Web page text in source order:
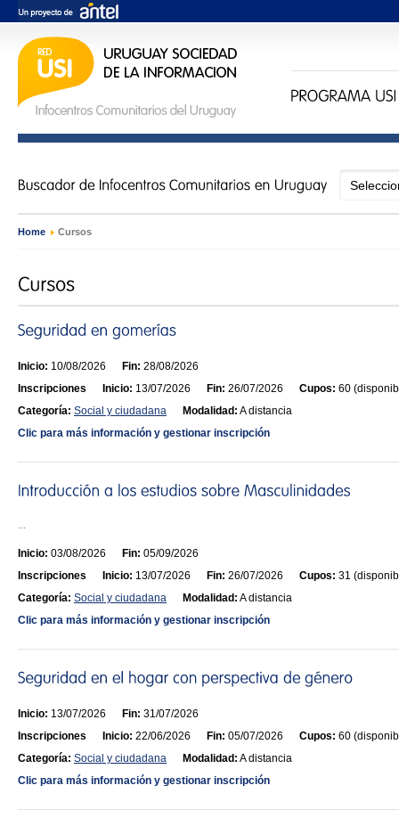
Home › Cursos
Inicio: 10/08/2026 Fin: 28/08/2026
Inscripciones
Inicio: 13/07/2026 Fin: 26/07/2026 Cupos: 60
Categoría: Social y ciudadana Modalidad: A distancia
Clic para más información y gestionar inscripción
...
Inicio: 03/08/2026 Fin: 05/09/2026
Inscripciones
Inicio: 13/07/2026 Fin: 26/07/2026 Cupos: 31
Categoría: Social y ciudadana Modalidad: A distancia
Clic para más información y gestionar inscripción
Inicio: 13/07/2026 Fin: 31/07/2026
Inscripciones
Inicio: 22/06/2026 Fin: 05/07/2026 Cupos: 60
Categoría: Social y ciudadana Modalidad: A distancia
Clic para más información y gestionar inscripción